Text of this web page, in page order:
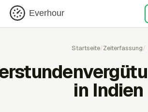
Everhour
Startseite/Zeiterfassung/
in Indien